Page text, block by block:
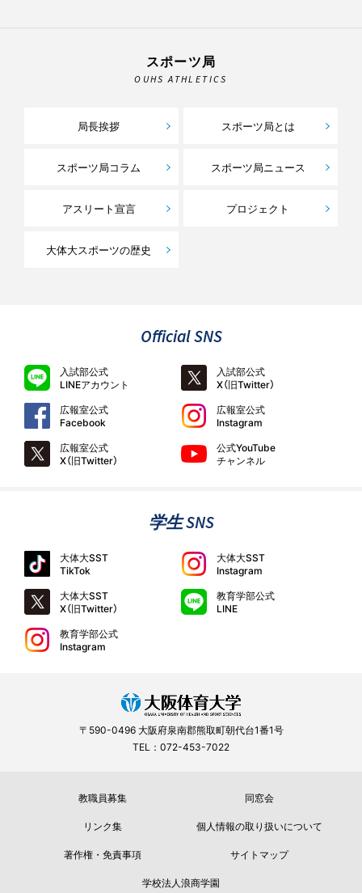
スポーツ局
OUHS ATHLETICS
局長挨拶 スポーツ局とは
スポーツ局コラム スポーツ局ニュース
アスリート宣言 プロジェクト
大体大スポーツの歴史
Official SNS
入試部公式
LINEアカウント
入試部公式
X（旧Twitter）
広報室公式
Facebook
広報室公式
Instagram
広報室公式
X（旧Twitter）
公式YouTube
チャンネル
学生 SNS
大体大SST
TikTok
大体大SST
Instagram
大体大SST
X（旧Twitter）
教育学部公式
LINE
教育学部公式
Instagram
〒590-0496 大阪府泉南郡熊取町朝代台1番1号
TEL：072-453-7022
教職員募集
同窓会
リンク集
個人情報の取り扱いについて
著作権・免責事項
サイトマップ
学校法人浪商学園